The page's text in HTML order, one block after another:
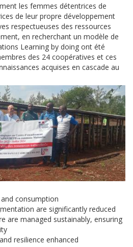
les femmes détentrices de
de leur propre développement
respectueuses des ressources
en recherchant un modèle de
Learning by doing ont été
des 24 coopératives et ces
acquises en cascade au
consumption
are significantly reduced
are managed sustainably, ensuring
resilience enhanced